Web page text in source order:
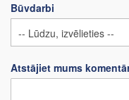
Būvdarbi
Atstājiet mums